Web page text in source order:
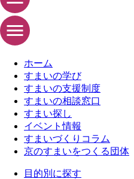
ホーム
すまいの学び
すまいの支援制度
すまいの相談窓口
すまい探し
イベント情報
すまいづくりコラム
京のすまいをつくる団体
目的別に探す